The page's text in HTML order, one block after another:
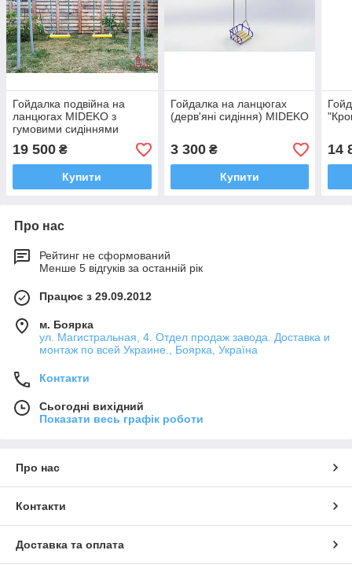
Гойдалка подвійна на
ланцюгах MIDEKO з
гумовими сидіннями
19 500 ₴
Купити
Гойдалка на ланцюгах
(дерв'яні сидіння) MIDEKO
3 300₴
Купити
14
Про нас
Рейтинг не сформований
Менше 5 відгуків за останній рік
Працює з 29.09.2012
м. Боярка
ул. Магистральная, 4. Отдел продаж завода. Доставка и
монтаж по всей Украине., Боярка, Україна
Контакти
Сьогодні вихідний
Показати весь графік роботи
Про нас
Контакти
Доставка та оплата